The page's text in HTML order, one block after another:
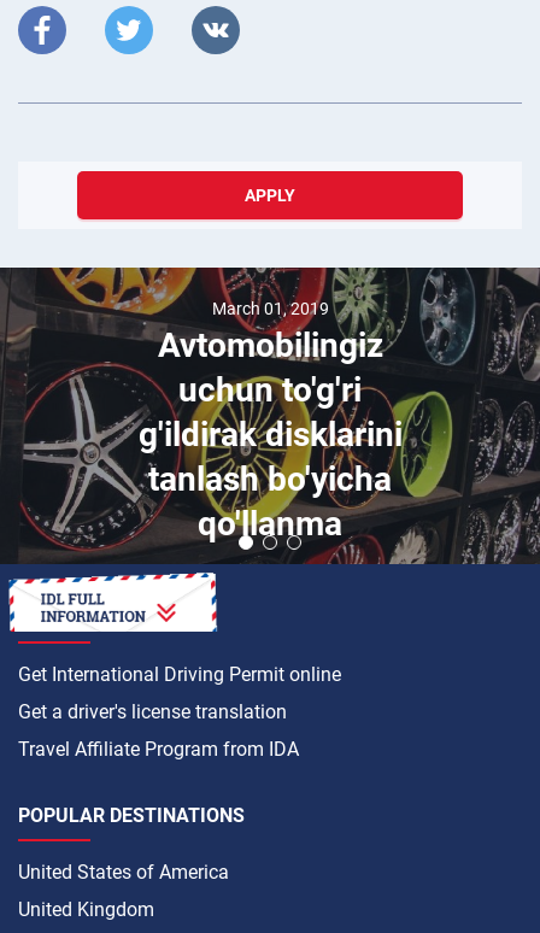
APPLY
March 01, 2019
Avtomobilingiz
uchun to'g'ri
g'ildirak disklarini
tanlash bo'yicha
qo'llanma
HOW TO
Get International Driving Permit online
Get a driver's license translation
Travel Affiliate Program from IDA
POPULAR DESTINATIONS
United States of America
United Kingdom